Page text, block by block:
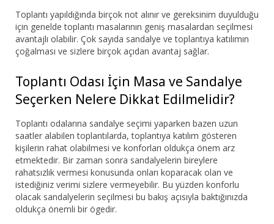
Toplantı yapıldığında birçok not alınır ve gereksinim duyulduğu
için genelde toplantı masalarının geniş masalardan seçilmesi
avantajlı olabilir. Çok sayıda sandalye ve toplantıya katılımın
çoğalması ve sizlere birçok açıdan avantaj sağlar.
Toplantı Odası İçin Masa ve Sandalye
Seçerken Nelere Dikkat Edilmelidir?
Toplantı odalarına sandalye seçimi yaparken bazen uzun
saatler alabilen toplantılarda, toplantıya katılım gösteren
kişilerin rahat olabilmesi ve konforları oldukça önem arz
etmektedir. Bir zaman sonra sandalyelerin bireylere
rahatsızlık vermesi konusunda onları koparacak olan ve
istediğiniz verimi sizlere vermeyebilir. Bu yüzden konforlu
olacak sandalyelerin seçilmesi bu bakış açısıyla baktığınızda
oldukça önemli bir ögedir.